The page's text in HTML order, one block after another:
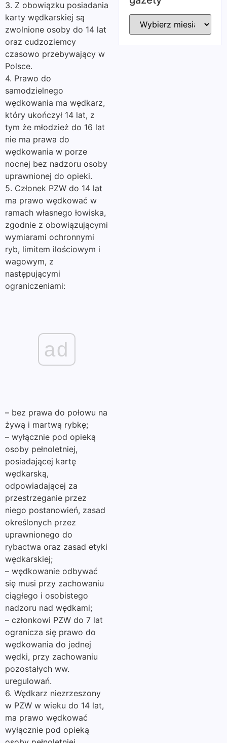
3. Z obowiązku posiadania
karty wędkarskiej są
zwolnione osoby do 14 lat
oraz cudzoziemcy
czasowo przebywający w
Polsce.
4. Prawo do
samodzielnego
wędkowania ma wędkarz,
który ukończył 14 lat, z
tym że młodzież do 16 lat
nie ma prawa do
wędkowania w porze
nocnej bez nadzoru osoby
uprawnionej do opieki.
5. Członek PZW do 14 lat
ma prawo wędkować w
ramach własnego łowiska,
zgodnie z obowiązującymi
wymiarami ochronnymi
ryb, limitem ilościowym i
wagowym, z
następującymi
ograniczeniami:
ad
– bez prawa do połowu na
żywą i martwą rybkę;
– wyłącznie pod opieką
osoby pełnoletniej,
posiadającej kartę
wędkarską,
odpowiadającej za
przestrzeganie przez
niego postanowień, zasad
określonych przez
uprawnionego do
rybactwa oraz zasad etyki
wędkarskiej;
– wędkowanie odbywać
się musi przy zachowaniu
ciągłego i osobistego
nadzoru nad wędkami;
– członkowi PZW do 7 lat
ogranicza się prawo do
wędkowania do jednej
wędki, przy zachowaniu
pozostałych ww.
uregulowań.
6. Wędkarz niezrzeszony
w PZW w wieku do 14 lat,
ma prawo wędkować
wyłącznie pod opieką